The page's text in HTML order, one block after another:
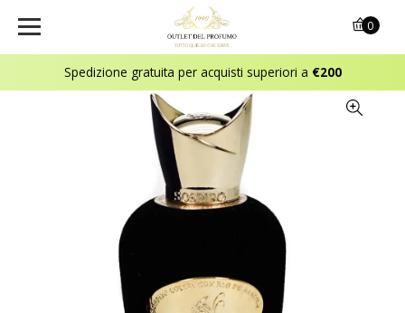
Spedizione gratuita per acquisti superiori a €200
0